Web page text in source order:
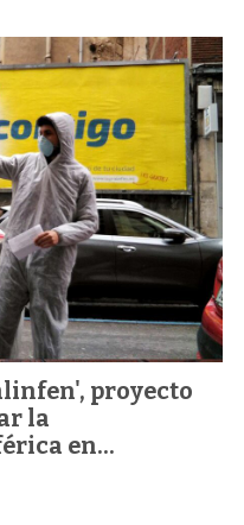
proyecto
la
en...